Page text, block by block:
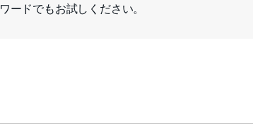
ードでもお試しください。